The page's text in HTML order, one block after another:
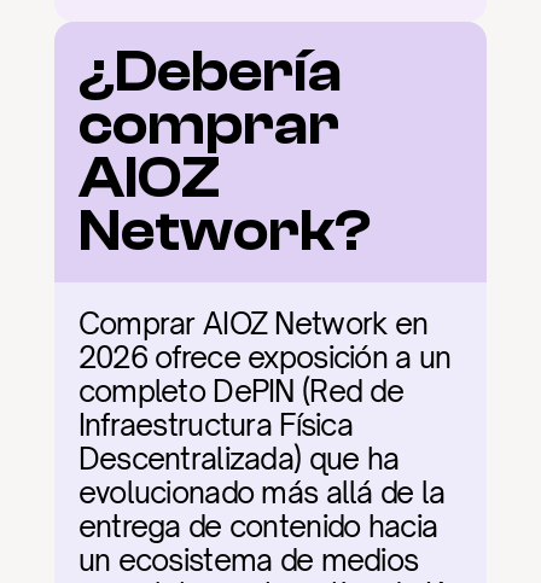
¿Debería
comprar
AIOZ
Network?
Comprar AIOZ Network en
2026 ofrece exposición a un
completo DePIN (Red de
Infraestructura Física
Descentralizada) que ha
evolucionado más allá de la
entrega de contenido hacia
un ecosistema de medios